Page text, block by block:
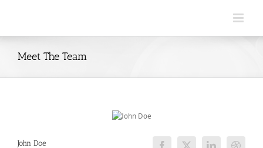
Meet The Team
John Doe